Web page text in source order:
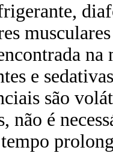
e
são
não é